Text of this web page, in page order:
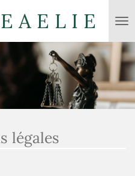
A E L I E
légales